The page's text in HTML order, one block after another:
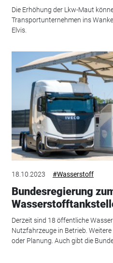
Die Erhöhung der Lkw-Maut
Transportunternehmen ins
Elvis.
18.10.2023 #Wasserstoff
Bundesregierung
Derzeit sind 18 öffentliche
Nutzfahrzeuge in Betrieb.
oder Planung. Auch gibt die